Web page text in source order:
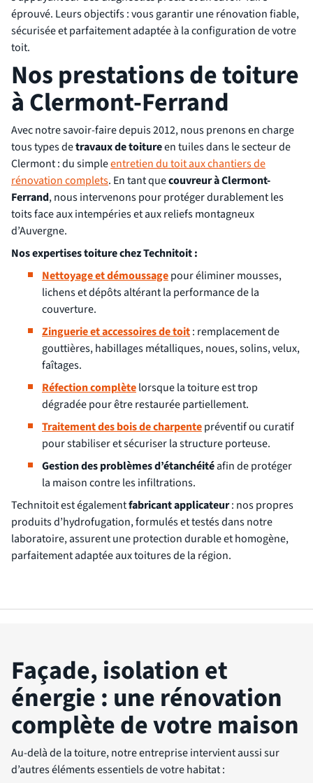
éprouvé. Leurs objectifs : vous garantir une rénovation fiable,
sécurisée et parfaitement adaptée à la configuration de votre
toit.
Nos prestations de toiture
à Clermont-Ferrand
Avec notre savoir-faire depuis 2012, nous prenons en charge
tous types detravaux de toitureen tuiles dans le secteur de
Clermont : du simpleentretien du toit aux chantiers de
rénovation complets. En tant quecouvreur à Clermont-
Ferrand, nous intervenons pour protéger durablement les
toits face aux intempéries et aux reliefs montagneux
d’Auvergne.
Nos expertises toiture chez Technitoit :
Nettoyage et démoussagepour éliminer mousses,
lichens et dépôts altérant la performance de la
couverture.
Zinguerie et accessoires de toit: remplacement de
gouttières, habillages métalliques, noues, solins, velux,
faîtages.
Réfection complètelorsque la toiture est trop
dégradée pour être restaurée partiellement.
Traitement des bois de charpentepréventif ou curatif
pour stabiliser et sécuriser la structure porteuse.
Gestion des problèmes d’étanchéitéafin de protéger
la maison contre les infiltrations.
Technitoit est égalementfabricant applicateur: nos propres
produits d’hydrofugation, formulés et testés dans notre
laboratoire, assurent une protection durable et homogène,
parfaitement adaptée aux toitures de la région.
Façade, isolation et
énergie : une rénovation
complète de votre maison
Au-delà de la toiture, notre entreprise intervient aussi sur
d’autres éléments essentiels de votre habitat :